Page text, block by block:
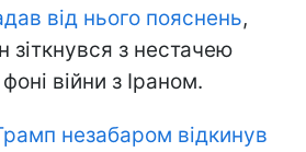
від нього пояснень,
зіткнувся з нестачею
війни з Іраном.
незабаром відкинув